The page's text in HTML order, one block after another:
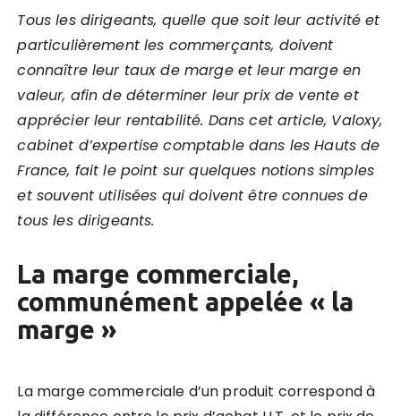
Tous les dirigeants, quelle que soit leur activité et
particulièrement les commerçants, doivent
connaître leur taux de marge et leur marge en
valeur, afin de déterminer leur prix de vente et
apprécier leur rentabilité. Dans cet article, Valoxy,
cabinet d’expertise comptable dans les Hauts de
France, fait le point sur quelques notions simples
et souvent utilisées qui doivent être connues de
tous les dirigeants.
La marge commerciale,
communément appelée « la
marge »
La marge commerciale d’un produit correspond à